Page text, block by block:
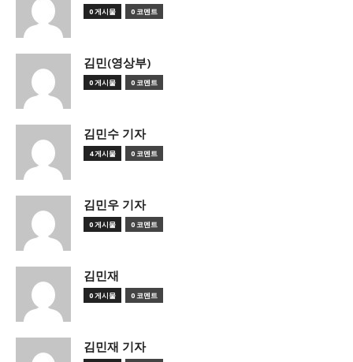
0 게시물 0 코멘트
김민(영상부)
0 게시물 0 코멘트
김민수 기자
4 게시물 0 코멘트
김민우 기자
0 게시물 0 코멘트
김민재
0 게시물 0 코멘트
김민재 기자